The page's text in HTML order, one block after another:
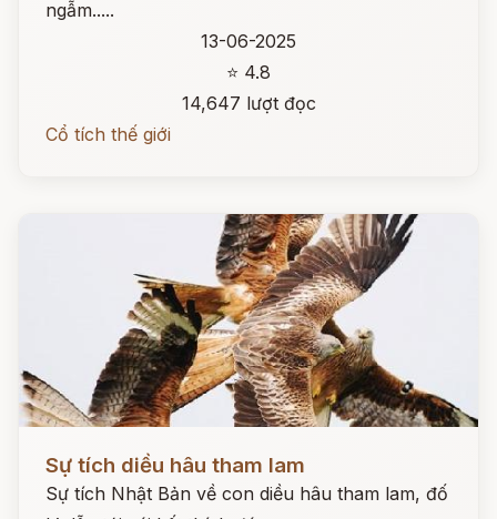
ngẫm.....
13-06-2025
⭐ 4.8
14,647 lượt đọc
Cổ tích thế giới
Sự tích diều hâu tham lam
Sự tích Nhật Bản về con diều hâu tham lam, đố